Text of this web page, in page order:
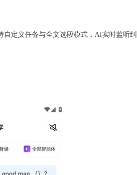
定义任务与全文选段模式，AI实时监听